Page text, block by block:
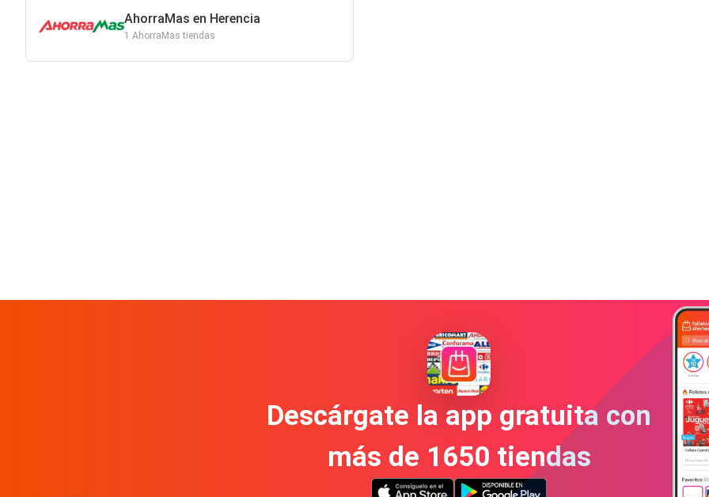
AhorraMas en Herencia
1 AhorraMas tiendas
Descárgate la app gratuita con
más de 1650 tiendas